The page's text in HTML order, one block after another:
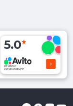
5.0
рейтинг
организации